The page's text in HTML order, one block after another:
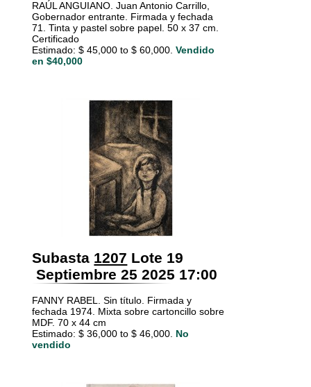
RAÚL ANGUIANO. Juan Antonio Carrillo,
Gobernador entrante. Firmada y fechada
71. Tinta y pastel sobre papel. 50 x 37 cm.
Certificado
Estimado: $ 45,000 to $ 60,000. Vendido
en $40,000
Subasta 1207 Lote 19
Septiembre 25 2025 17:00
FANNY RABEL. Sin título. Firmada y
fechada 1974. Mixta sobre cartoncillo sobre
MDF. 70 x 44 cm
Estimado: $ 36,000 to $ 46,000. No
vendido